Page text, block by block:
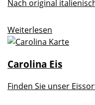
Nach original
Weiterlesen
Carolina Eis
Finden Sie unser